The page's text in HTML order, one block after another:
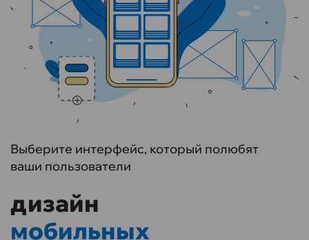
Выберите интерфейс, который полюбят
ваши пользователи
дизайн
мобильных